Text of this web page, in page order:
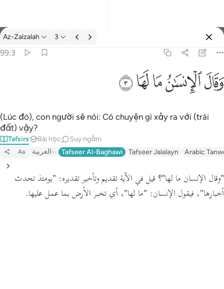
Tafsir: Az-Zalzalah 99:3
Az-Zalzalah 3
99:3
ﱾﱿﲀﲁﲂ
(Lúc đó), con người sẽ nói: Có chuyện gì xảy ra với (trái
đất) vậy?
Tafsirs Bài học Suy ngẫm
Aa العربية Tafseer Al-Baghawi Tafseer Jalalayn Arabic
"وقال الإنسان ما لها"؟ قيل في الآية تقديم وتأخير تقديره: "يومئذ تحدث
أخبارها"، فيقول الإنسان: "ما لها"، أي تخبر الأرض بما عمل عليها.